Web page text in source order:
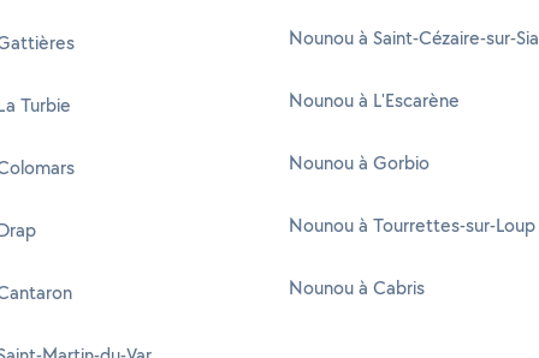
Turbie
Nounou à Saint-Cézaire-sur-
Nounou à L'Escarène
Nounou à Gorbio
Nounou à Tourrettes-sur-Loup
Nounou à Cabris